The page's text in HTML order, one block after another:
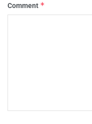
Comment *